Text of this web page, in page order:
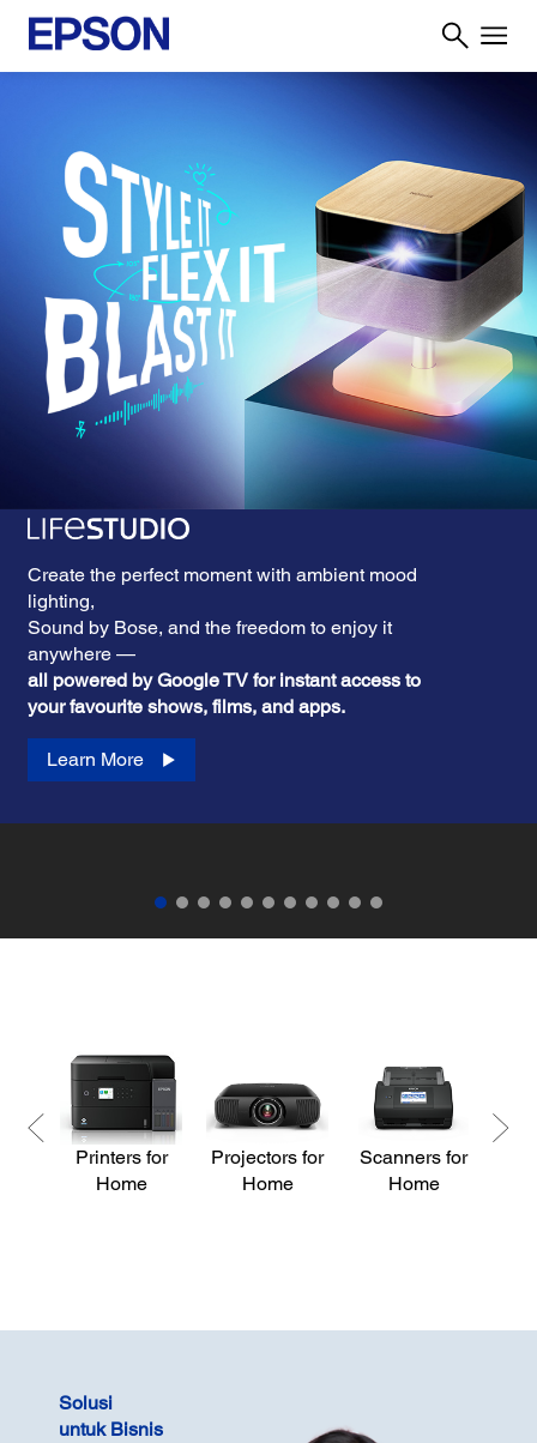
Learn More
Printers for
Home
Projectors for
Home
Scanners for
Home
Solusi
untuk Bisnis